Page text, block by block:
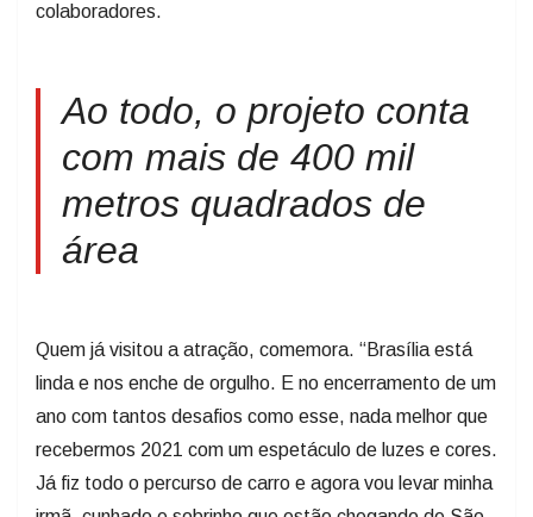
colaboradores.
Ao todo, o projeto conta
com mais de 400 mil
metros quadrados de
área
Quem já visitou a atração, comemora. “Brasília está
linda e nos enche de orgulho. E no encerramento de um
ano com tantos desafios como esse, nada melhor que
recebermos 2021 com um espetáculo de luzes e cores.
Já fiz todo o percurso de carro e agora vou levar minha